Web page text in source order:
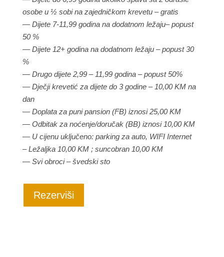
osobe u ½ sobi na zajedničkom krevetu – gratis
— Dijete 7-11,99 godina na dodatnom ležaju– popust
50 %
— Dijete 12+ godina na dodatnom ležaju – popust 30
%
— Drugo dijete 2,99 – 11,99 godina – popust 50%
— Dječji krevetić za dijete do 3 godine – 10,00 KM na
dan
— Doplata za puni pansion (FB) iznosi 25,00 KM
— Odbitak za noćenje/doručak (BB) iznosi 10,00 KM
— U cijenu uključeno: parking za auto, WIFI Internet
– Ležaljka 10,00 KM ; suncobran 10,00 KM
— Svi obroci – švedski sto
Rezerviši